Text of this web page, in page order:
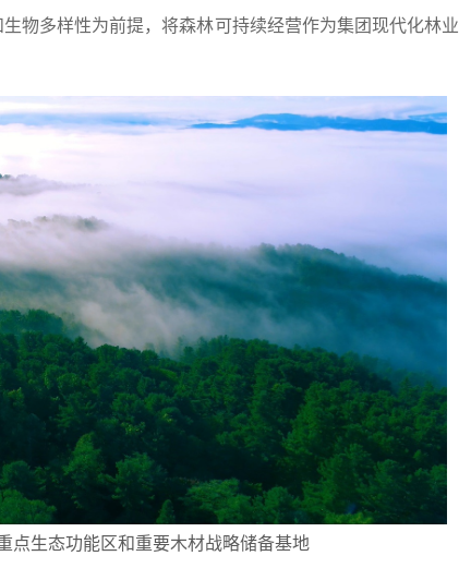
物多样性为前提，将森林可持续经营作为集团现代化林
点生态功能区和重要木材战略储备基地